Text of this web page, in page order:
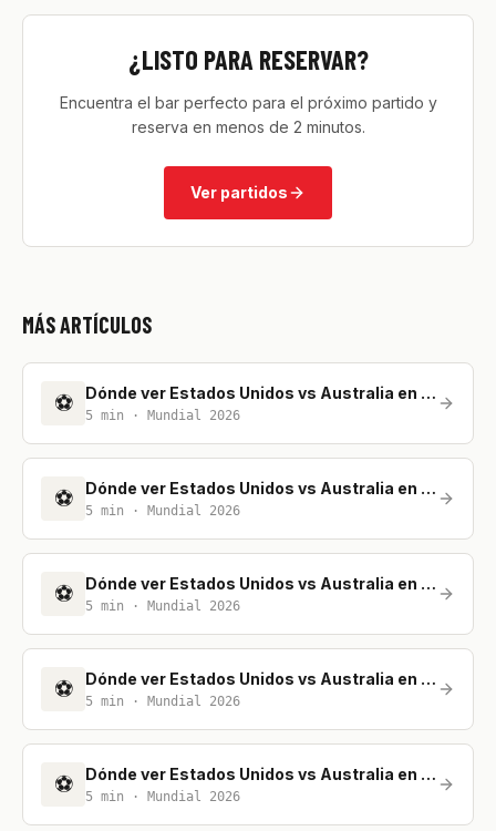
¿LISTO PARA RESERVAR?
Encuentra el bar perfecto para el próximo partido y
reserva en menos de 2 minutos.
Ver partidos
MÁS ARTÍCULOS
⚽ Dónde ver Estados Unidos vs Australia en Madrid
5 min · Mundial 2026
⚽ Dónde ver Estados Unidos vs Australia en Málaga
5 min · Mundial 2026
⚽ Dónde ver Estados Unidos vs Australia en Ponferrada
5 min · Mundial 2026
⚽ Dónde ver Estados Unidos vs Australia en A Coruña
5 min · Mundial 2026
⚽ Dónde ver Estados Unidos vs Australia en Barcelona
5 min · Mundial 2026